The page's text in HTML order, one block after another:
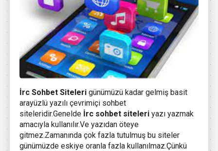
İrc Sohbet Siteleri günümüzü kadar gelmiş basit
arayüzlü yazılı çevrimiçi sohbet
siteleridir.Genelde İrc sohbet siteleri yazı yazmak
amacıyla kullanılır.Ve yazıdan öteye
gitmez.Zamanında çok fazla tutulmuş bu siteler
günümüzde eskiye oranla fazla kullanılmaz.Çünkü